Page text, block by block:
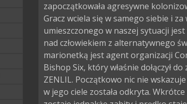
zapoczątkowała agresywne
Gracz wciela się w samego siebie i
umieszczonego w naszej sytuacji
nad człowiekiem z alternatywnego
marionetką jest agent organizacji
Bishop Six, który właśnie dołączył
ZENLIL. Początkowo nic nie
w jego ciele została odkryta.